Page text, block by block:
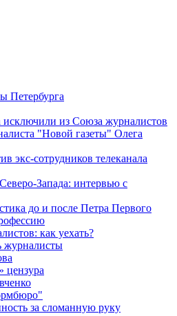
Петербурга
исключили из Союза журналистов
"Новой газеты" Олега
экс-сотрудников телеканала
Запада: интервью с
до и после Петра Первого
как уехать?
журналисты
цензура
за сломанную руку